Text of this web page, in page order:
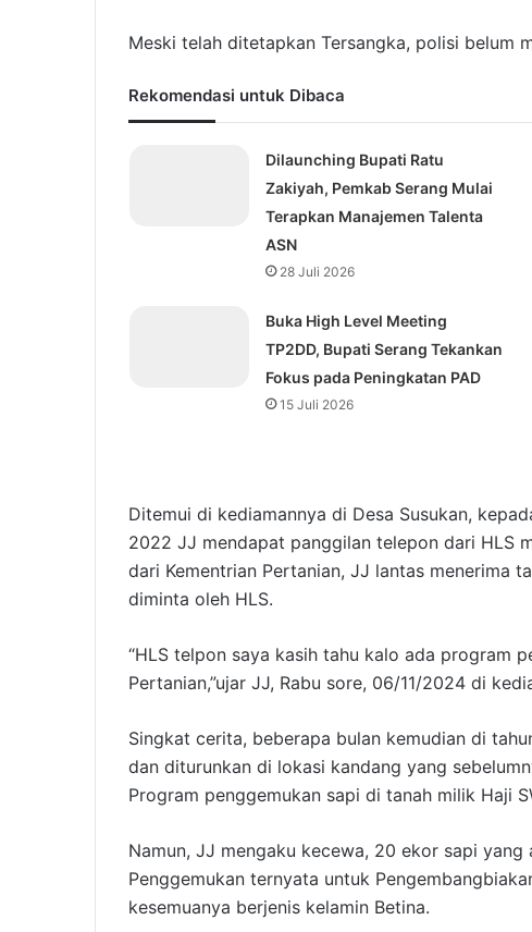
Meski telah ditetapkan Tersangka, polisi belum
Rekomendasi untuk Dibaca
Dilaunching Bupati Ratu
Zakiyah, Pemkab Serang Mulai
Terapkan Manajemen Talenta
ASN
28 Juli 2026
Buka High Level Meeting
TP2DD, Bupati Serang Tekankan
Fokus pada Peningkatan PAD
15 Juli 2026
Ditemui di kediamannya di Desa Susukan,
2022 JJ mendapat panggilan telepon dari HLS
dari Kementrian Pertanian, JJ lantas menerima
diminta oleh HLS.
“HLS telpon saya kasih tahu kalo ada program
Pertanian,”ujar JJ, Rabu sore, 06/11/2024 di
Singkat cerita, beberapa bulan kemudian di
dan diturunkan di lokasi kandang yang
Program penggemukan sapi di tanah milik Haji
Namun, JJ mengaku kecewa, 20 ekor sapi
Penggemukan ternyata untuk
kesemuanya berjenis kelamin Betina.